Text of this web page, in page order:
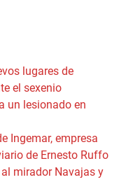
lugares de
el sexenio
un lesionado en
Ingemar, empresa
de Ernesto Ruffo
mirador Navajas y